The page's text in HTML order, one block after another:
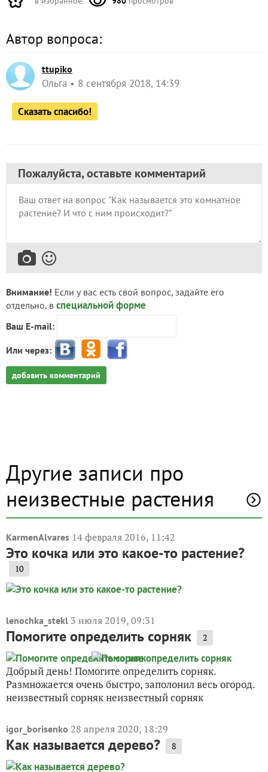
Автор вопроса:
ttupiko
Ольга 8 сентября 2018, 14:39
Сказать спасибо!
Пожалуйста, оставьте комментарий
Внимание! Если у вас есть свой вопрос, задайте его
отдельно, в специальной форме
Ваш E-mail:
Или через:
добавить комментарий
Другие записи про
неизвестные растения
KarmenAlvares 14 февраля 2016, 11:42
Это кочка или это какое-то растение?
10
lenochka_stekl 3 июля 2019, 09:31
Помогите определить сорняк 2
Добрый день! Помогите определить сорняк.
Размножается очень быстро, заполонил весь огород.
неизвестный сорняк неизвестный сорняк
igor_borisenko 28 апреля 2020, 18:29
Как называется дерево? 8